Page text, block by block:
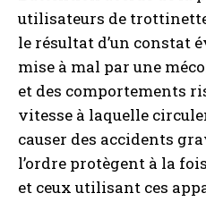
utilisateurs de
le résultat d’un constat
mise à mal par une
et des comportements
vitesse à laquelle
causer des accidents
l’ordre protègent à la
et ceux utilisant ces